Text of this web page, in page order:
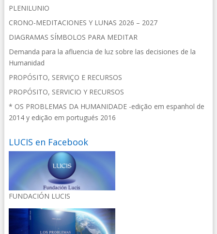
PLENILUNIO
CRONO-MEDITACIONES Y LUNAS 2026 – 2027
DIAGRAMAS SÍMBOLOS PARA MEDITAR
Demanda para la afluencia de luz sobre las decisiones de la
Humanidad
PROPÓSITO, SERVIÇO E RECURSOS
PROPÓSITO, SERVICIO Y RECURSOS
* OS PROBLEMAS DA HUMANIDADE -edição em espanhol de
2014 y edição em portugués 2016
LUCIS en Facebook
FUNDACIÓN LUCIS